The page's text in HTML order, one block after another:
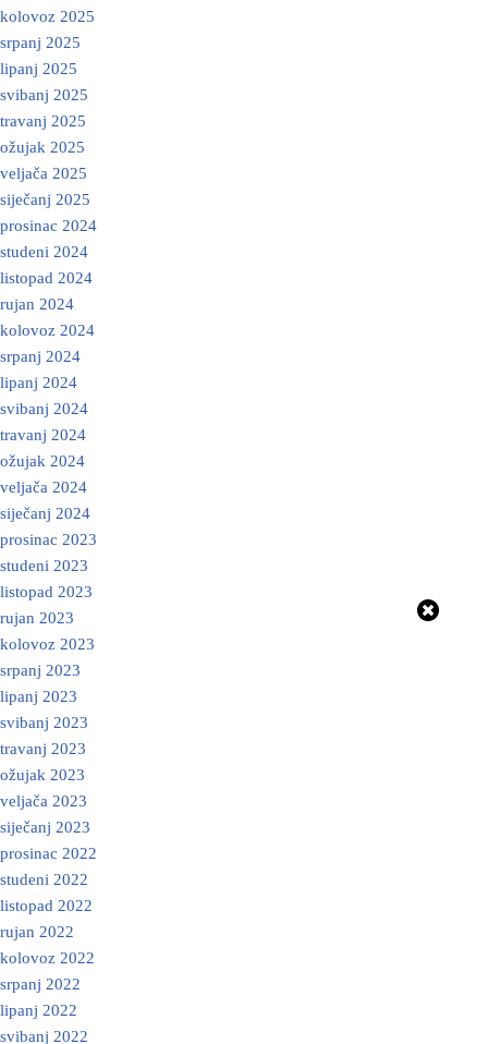
kolovoz 2025
srpanj 2025
lipanj 2025
svibanj 2025
travanj 2025
ožujak 2025
veljača 2025
siječanj 2025
prosinac 2024
studeni 2024
listopad 2024
rujan 2024
kolovoz 2024
srpanj 2024
lipanj 2024
svibanj 2024
travanj 2024
ožujak 2024
veljača 2024
siječanj 2024
prosinac 2023
studeni 2023
listopad 2023
rujan 2023
kolovoz 2023
srpanj 2023
lipanj 2023
svibanj 2023
travanj 2023
ožujak 2023
veljača 2023
siječanj 2023
prosinac 2022
studeni 2022
listopad 2022
rujan 2022
kolovoz 2022
srpanj 2022
lipanj 2022
svibanj 2022